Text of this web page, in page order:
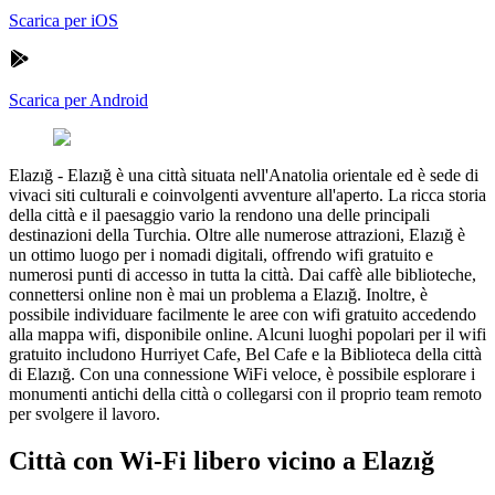
Scarica per iOS
Scarica per Android
Elazığ - Elazığ è una città situata nell'Anatolia orientale ed è sede di
vivaci siti culturali e coinvolgenti avventure all'aperto. La ricca storia
della città e il paesaggio vario la rendono una delle principali
destinazioni della Turchia. Oltre alle numerose attrazioni, Elazığ è
un ottimo luogo per i nomadi digitali, offrendo wifi gratuito e
numerosi punti di accesso in tutta la città. Dai caffè alle biblioteche,
connettersi online non è mai un problema a Elazığ. Inoltre, è
possibile individuare facilmente le aree con wifi gratuito accedendo
alla mappa wifi, disponibile online. Alcuni luoghi popolari per il wifi
gratuito includono Hurriyet Cafe, Bel Cafe e la Biblioteca della città
di Elazığ. Con una connessione WiFi veloce, è possibile esplorare i
monumenti antichi della città o collegarsi con il proprio team remoto
per svolgere il lavoro.
Città con Wi-Fi libero vicino a Elazığ